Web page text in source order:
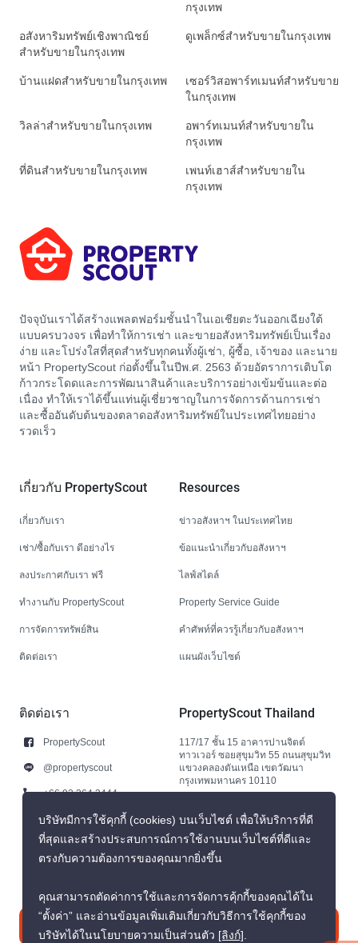
กรุงเทพ
อสังหาริมทรัพย์เชิงพาณิชย์
สำหรับขายในกรุงเทพ
ดูเพล็กซ์สำหรับขายในกรุงเทพ
บ้านแฝดสำหรับขายในกรุงเทพ
เซอร์วิสอพาร์ทเมนท์สำหรับขาย
ในกรุงเทพ
วิลล่าสำหรับขายในกรุงเทพ
อพาร์ทเมนท์สำหรับขายใน
กรุงเทพ
ที่ดินสำหรับขายในกรุงเทพ
เพนท์เฮาส์สำหรับขายใน
กรุงเทพ
ปัจจุบันเราได้สร้างแพลตฟอร์มชั้นนำในเอเชียตะวันออกเฉียงใต้
แบบครบวงจร เพื่อทำให้การเช่า และขายอสังหาริมทรัพย์เป็นเรื่อง
ง่าย และโปร่งใสที่สุดสำหรับทุกคนทั้งผู้เช่า, ผู้ซื้อ, เจ้าของ และนาย
หน้า PropertyScout ก่อตั้งขึ้นในปีพ.ศ. 2563 ด้วยอัตราการเติบโต
ก้าวกระโดดและการพัฒนาสินค้าและบริการอย่างเข้มข้นและต่อ
เนื่อง ทำให้เราได้ขึ้นแท่นผู้เชี่ยวชาญในการจัดการด้านการเช่า
และซื้ออันดับต้นของตลาดอสังหาริมทรัพย์ในประเทศไทยอย่าง
รวดเร็ว
เกี่ยวกับ PropertyScout
เกี่ยวกับเรา
เช่า/ซื้อกับเรา ดีอย่างไร
ลงประกาศกับเรา ฟรี
ทำงานกับ PropertyScout
การจัดการทรัพย์สิน
ติดต่อเรา
Resources
ข่าวอสังหาฯ ในประเทศไทย
ข้อแนะนำเกี่ยวกับอสังหาฯ
ไลฟ์สไตล์
Property Service Guide
คำศัพท์ที่ควรรู้เกี่ยวกับอสังหาฯ
แผนผังเว็บไซต์
ติดต่อเรา
PropertyScout
@propertyscout
+66 92 264 3444
+66 92 264 3444
contact@propertyscout.co.th
PropertyScout Thailand
117/17 ชั้น 15 อาคารปานจิตต์
ทาวเวอร์ ซอยสุขุมวิท 55 ถนนสุขุมวิท
แขวงคลองตันเหนือ เขตวัฒนา
กรุงเทพมหานคร 10110
ติดต่อเรา
บริษัทมีการใช้คุกกี้ (cookies) บนเว็บไซต์ เพื่อให้บริการที่ดี
ที่สุดและสร้างประสบการณ์การใช้งานบนเว็บไซต์ที่ดีและ
ตรงกับความต้องการของคุณมากยิ่งขึ้น
คุณสามารถตัดค่าการใช้และการจัดการคุ้กกี้ของคุณได้ใน
“ตั้งค่า” และอ่านข้อมูลเพิ่มเติมเกี่ยวกับวิธีการใช้คุกกี้ของ
บริษัทได้ในนโยบายความเป็นส่วนตัว [ลิงก์].